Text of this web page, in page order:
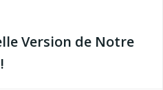
Version de Notre